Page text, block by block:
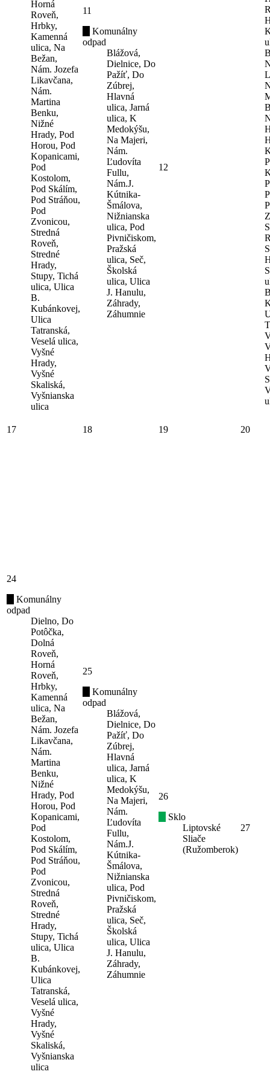
Horná
Roveň,
Hrbky,
Kamenná
ulica, Na
Bežan,
Nám. Jozefa
Likavčana,
Nám.
Martina
Benku,
Nižné
Hrady, Pod
Horou, Pod
Kopanicami,
Pod
Kostolom,
Pod Skálím,
Pod Stráňou,
Pod
Zvonicou,
Stredná
Roveň,
Stredné
Hrady,
Stupy, Tichá
ulica, Ulica
B.
Kubánkovej,
Ulica
Tatranská,
Veselá ulica,
Vyšné
Hrady,
Vyšné
Skaliská,
Vyšnianska
ulica
11
Komunálny
odpad
Blážová,
Dielnice, Do
Pažíť, Do
Zúbrej,
Hlavná
ulica, Jarná
ulica, K
Medokýšu,
Na Majeri,
Nám.
Ľudovíta
Fullu,
Nám.J.
Kútnika-
Šmálova,
Nižnianska
ulica, Pod
Pivničiskom,
Pražská
ulica, Seč,
Školská
ulica, Ulica
J. Hanulu,
Záhrady,
Záhumnie
12
17 18 19 20
24
Komunálny
odpad
Dielno, Do
Potôčka,
Dolná
Roveň,
Horná
Roveň,
Hrbky,
Kamenná
ulica, Na
Bežan,
Nám. Jozefa
Likavčana,
Nám.
Martina
Benku,
Nižné
Hrady, Pod
Horou, Pod
Kopanicami,
Pod
Kostolom,
Pod Skálím,
Pod Stráňou,
Pod
Zvonicou,
Stredná
Roveň,
Stredné
Hrady,
Stupy, Tichá
ulica, Ulica
B.
Kubánkovej,
Ulica
Tatranská,
Veselá ulica,
Vyšné
Hrady,
Vyšné
Skaliská,
Vyšnianska
ulica
25
Komunálny
odpad
Blážová,
Dielnice, Do
Pažíť, Do
Zúbrej,
Hlavná
ulica, Jarná
ulica, K
Medokýšu,
Na Majeri,
Nám.
Ľudovíta
Fullu,
Nám.J.
Kútnika-
Šmálova,
Nižnianska
ulica, Pod
Pivničiskom,
Pražská
ulica, Seč,
Školská
ulica, Ulica
J. Hanulu,
Záhrady,
Záhumnie
26
Sklo
Liptovské
Sliače
(Ružomberok)
27